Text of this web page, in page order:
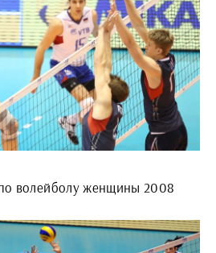
волейболу женщины 2008